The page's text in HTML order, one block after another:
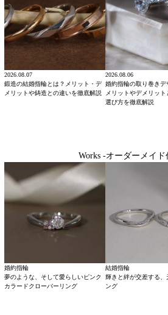
2026.08.07
鍛造の結婚指輪とは？メリット・デ
メリットや鋳造との違いを徹底解説
2026.08.06
婚約指輪の取り巻きデ
メリットやデメリッ
選び方を徹底解説
Works -オーダーメイ
婚約指輪
夢のような、そして愛らしいピンク
カラードクローバーリング
結婚指輪
輝きと絆が交差する、
ング